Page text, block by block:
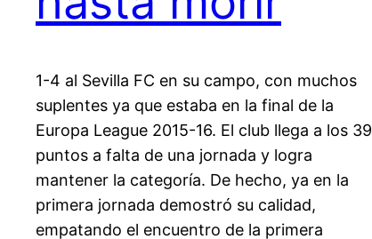
1-4 al Sevilla FC en su campo, con muchos
suplentes ya que estaba en la final de la
Europa League 2015-16. El club llega a los 39
puntos a falta de una jornada y logra
mantener la categoría. De hecho, ya en la
primera jornada demostró su calidad,
empatando el encuentro de la primera